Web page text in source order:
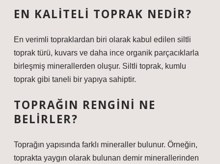
EN KALITELI TOPRAK NEDIR?
En verimli topraklardan biri olarak kabul edilen siltli
toprak türü, kuvars ve daha ince organik parçacıklarla
birleşmiş minerallerden oluşur. Siltli toprak, kumlu
toprak gibi taneli bir yapıya sahiptir.
TOPRAĞIN RENGINI NE
BELIRLER?
Toprağın yapısında farklı mineraller bulunur. Örneğin,
toprakta yaygın olarak bulunan demir minerallerinden